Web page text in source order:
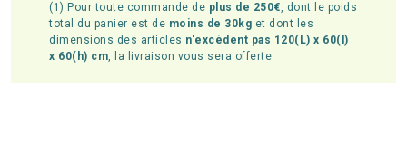
(1) Pour toute commande de plus de 250€, dont le poids
total du panier est de moins de 30kg et dont les
dimensions des articles n'excèdent pas 120(L) x 60(l)
x 60(h) cm, la livraison vous sera offerte.